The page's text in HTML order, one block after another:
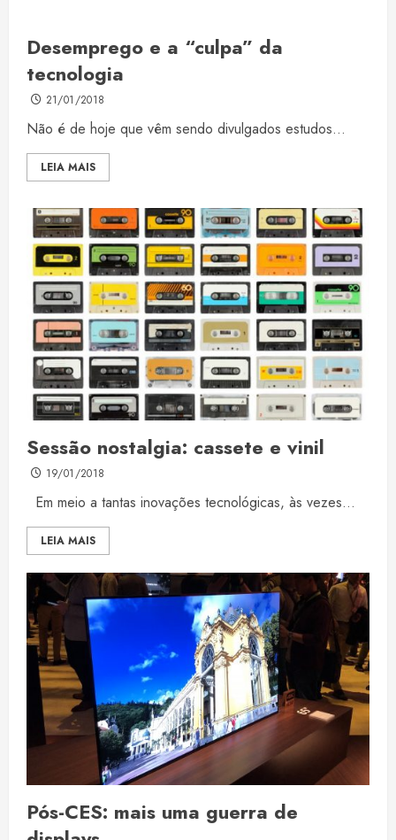
Desemprego e a “culpa” da
tecnologia
21/01/2018
Não é de hoje que vêm sendo divulgados estudos...
LEIA MAIS
Sessão nostalgia: cassete e vinil
19/01/2018
Em meio a tantas inovações tecnológicas, às vezes...
LEIA MAIS
Pós-CES: mais uma guerra de